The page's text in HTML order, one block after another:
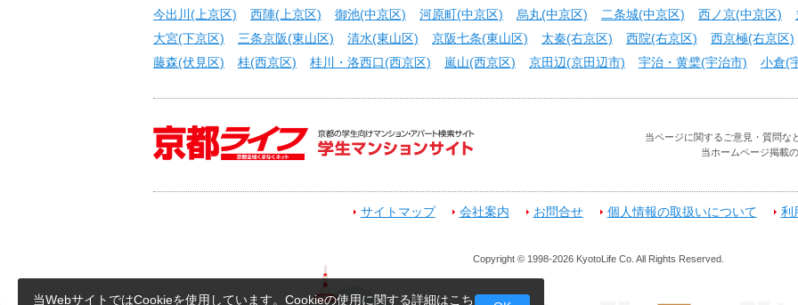
当WebサイトではCookieを使用しています。Cookieの使用に関する詳細はこち
今出川(上京区)
西陣(上京区) 御池(中京区) 河原町(中京区) 烏丸(中京区) 二条城(中京区) 西ノ京(中京区)
大宮(下京区)
三条京阪(東山区) 清水(東山区) 京阪七条(東山区) 太秦(右京区) 西院(右京区) 西京極(右京区)
藤森(伏見区)
桂(西京区) 桂川・洛西口(西京区) 嵐山(西京区) 京田辺(京田辺市) 宇治・黄檗(宇治市) 小倉(
当ページに関するご意見・質問な
当ホームページ掲載
サイトマップ 会社案内 お問合せ 個人情報の取扱いについて 利
Copyright © 1998-2026 KyotoLife Co. All Rights Reserved.